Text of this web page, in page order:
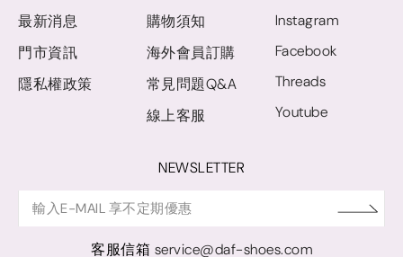
最新消息
門市資訊
隱私權政策
購物須知
海外會員訂購
常見問題Q&A
線上客服
Instagram
Facebook
Threads
Youtube
NEWSLETTER
客服信箱 service@daf-shoes.com